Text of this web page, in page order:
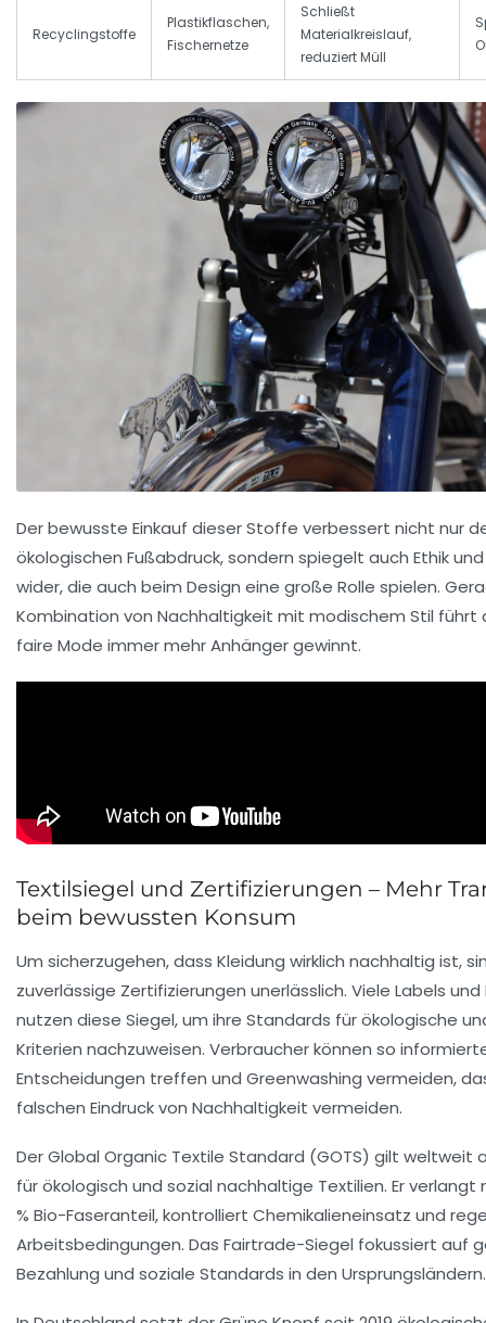
Recyclingstoffe
Plastikflaschen,
Fischernetze
Schließt
Materialkreislauf,
reduziert Müll
Der bewusste Einkauf dieser Stoffe verbessert nicht nur
ökologischen Fußabdruck, sondern spiegelt auch Ethik
wider, die auch beim Design eine große Rolle spielen.
Kombination von Nachhaltigkeit mit modischem Stil führt
faire Mode immer mehr Anhänger gewinnt.
Textilsiegel und Zertifizierungen – Mehr
beim bewussten Konsum
Um sicherzugehen, dass Kleidung wirklich nachhaltig ist,
zuverlässige Zertifizierungen unerlässlich. Viele Labels und
nutzen diese Siegel, um ihre Standards für ökologische
Kriterien nachzuweisen. Verbraucher können so
Entscheidungen treffen und Greenwashing vermeiden,
falschen Eindruck von Nachhaltigkeit vermeiden.
DerGlobal Organic Textile Standard (GOTS) gilt weltweit
für ökologisch und sozial nachhaltige Textilien. Er verlangt
% Bio-Faseranteil, kontrolliert Chemikalieneinsatz und
Arbeitsbedingungen. Das Fairtrade-Siegel fokussiert auf
Bezahlung und soziale Standards in den Ursprungsländern.